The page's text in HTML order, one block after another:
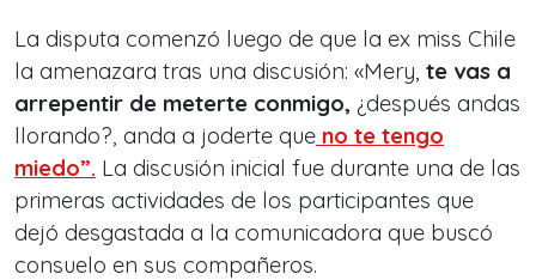
La disputa comenzó luego de que la ex miss Chile
la amenazara tras una discusión: «Mery, te vas a
arrepentir de meterte conmigo, ¿después andas
llorando?, anda a joderte que no te tengo
miedo”. La discusión inicial fue durante una de las
primeras actividades de los participantes que
dejó desgastada a la comunicadora que buscó
consuelo en sus compañeros.